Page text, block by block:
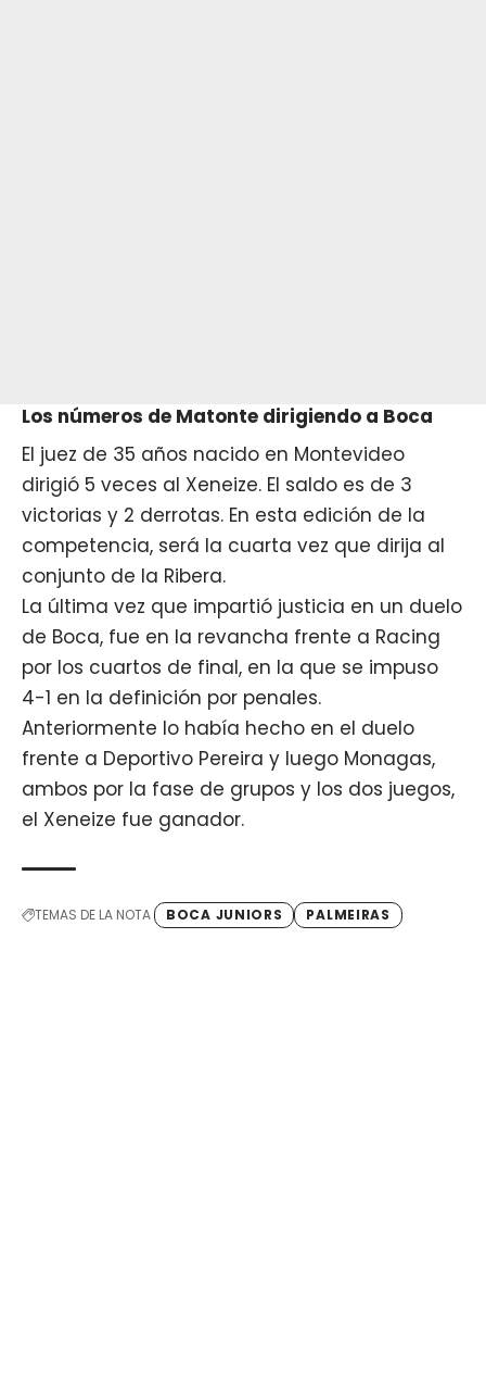
Los números de Matonte dirigiendo a Boca
El juez de 35 años nacido en Montevideo
dirigió 5 veces al Xeneize. El saldo es de 3
victorias y 2 derrotas. En esta edición de la
competencia, será la cuarta vez que dirija al
conjunto de la Ribera.
La última vez que impartió justicia en un duelo
de Boca, fue en la revancha frente a Racing
por los cuartos de final, en la que se impuso
4-1 en la definición por penales.
Anteriormente lo había hecho en el duelo
frente a Deportivo Pereira y luego Monagas,
ambos por la fase de grupos y los dos juegos,
el Xeneize fue ganador.
TEMAS DE LA NOTA BOCA JUNIORS PALMEIRAS